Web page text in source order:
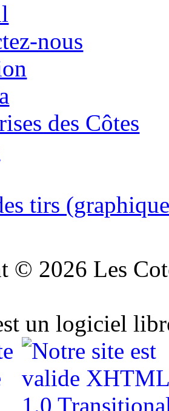
nous
des Côtes
tirs
© 2026 Les
un logiciel